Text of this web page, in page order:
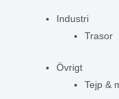
Industri
Trasor
Övrigt
Tejp &